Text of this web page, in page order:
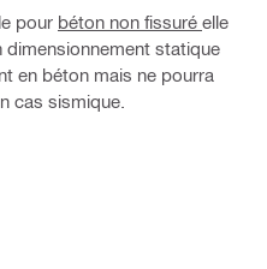
pour béton non fissuré elle
dimensionnement statique
en béton mais ne pourra
cas sismique.